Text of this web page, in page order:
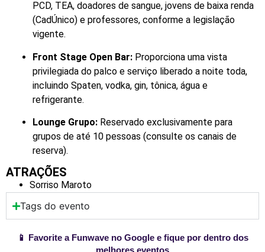
PCD, TEA, doadores de sangue, jovens de baixa renda
(CadÚnico) e professores, conforme a legislação
vigente.
Front Stage Open Bar: Proporciona uma vista
privilegiada do palco e serviço liberado a noite toda,
incluindo Spaten, vodka, gin, tônica, água e
refrigerante.
Lounge Grupo: Reservado exclusivamente para
grupos de até 10 pessoas (consulte os canais de
reserva).
ATRAÇÕES
Sorriso Maroto
Tags do evento
📱 Favorite a Funwave no Google e fique por dentro dos